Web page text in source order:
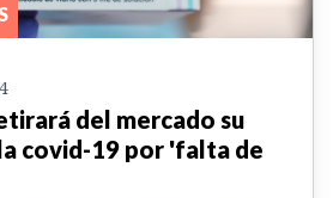
del mercado su
covid-19 por 'falta de